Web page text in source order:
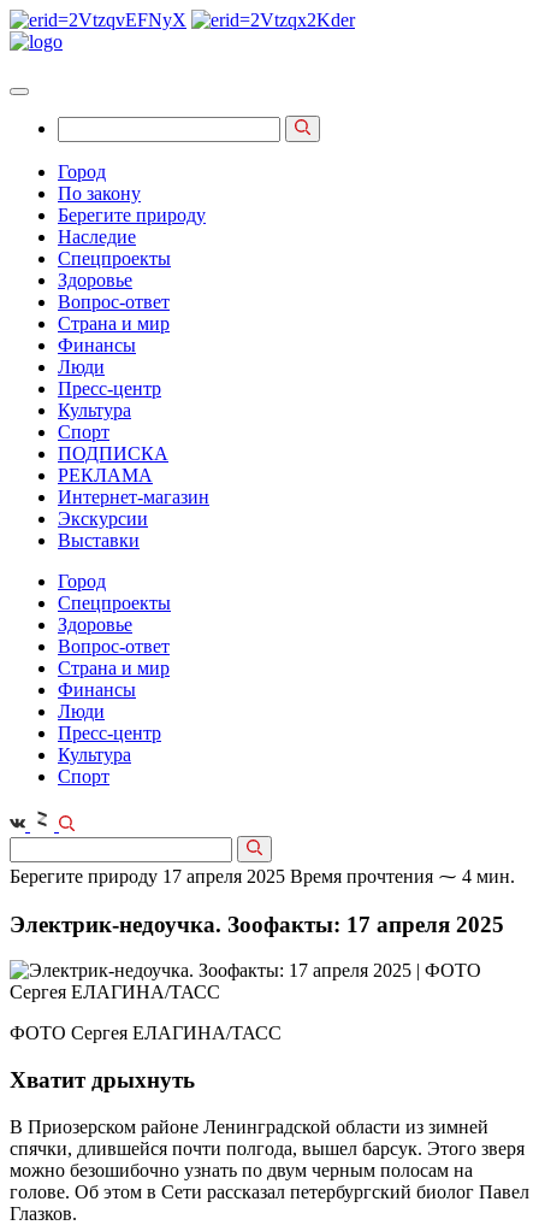
Город
По закону
Берегите природу
Наследие
Спецпроекты
Здоровье
Вопрос-ответ
Страна и мир
Финансы
Люди
Пресс-центр
Культура
Спорт
ПОДПИСКА
РЕКЛАМА
Интернет-магазин
Экскурсии
Выставки
Город
Спецпроекты
Здоровье
Вопрос-ответ
Страна и мир
Финансы
Люди
Пресс-центр
Культура
Спорт
Берегите природу 17 апреля 2025 Время прочтения ⁓ 4 мин.
Электрик-недоучка. Зоофакты: 17 апреля 2025
ФОТО Сергея ЕЛАГИНА/ТАСС
Хватит дрыхнуть
В Приозерском районе Ленинградской области из зимней
спячки, длившейся почти полгода, вышел барсук. Этого зверя
можно безошибочно узнать по двум черным полосам на
голове. Об этом в Сети рассказал петербургский биолог Павел
Глазков.